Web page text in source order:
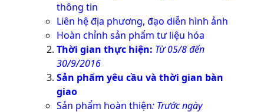
thông tin
Liên hệ địa phương, đạo diễn hình ảnh
Hoàn chỉnh sản phẩm tư liệu hóa
Thời gian thực hiện: Từ 05/8 đến
30/9/2016
Sản phẩm yêu cầu và thời gian bàn
giao
Sản phẩm hoàn thiện: Trước ngày